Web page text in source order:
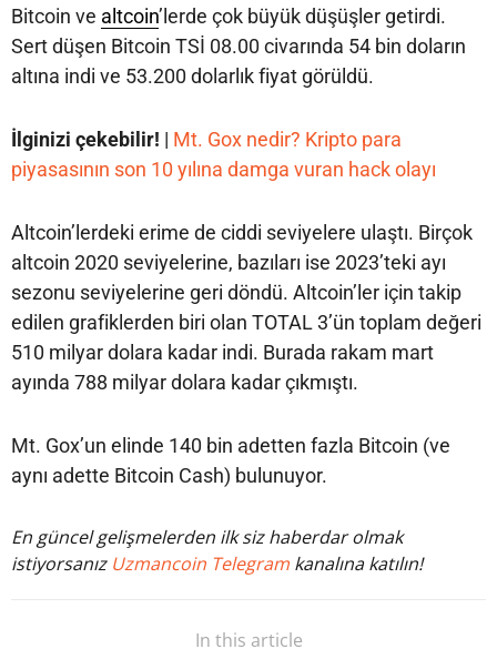
Bitcoin ve altcoin’lerde çok büyük düşüşler getirdi.
Sert düşen Bitcoin TSİ 08.00 civarında 54 bin doların
altına indi ve 53.200 dolarlık fiyat görüldü.
İlginizi çekebilir! | Mt. Gox nedir? Kripto para
piyasasının son 10 yılına damga vuran hack olayı
Altcoin’lerdeki erime de ciddi seviyelere ulaştı. Birçok
altcoin 2020 seviyelerine, bazıları ise 2023’teki ayı
sezonu seviyelerine geri döndü. Altcoin’ler için takip
edilen grafiklerden biri olan TOTAL 3’ün toplam değeri
510 milyar dolara kadar indi. Burada rakam mart
ayında 788 milyar dolara kadar çıkmıştı.
Mt. Gox’un elinde 140 bin adetten fazla Bitcoin (ve
aynı adette Bitcoin Cash) bulunuyor.
En güncel gelişmelerden ilk siz haberdar olmak
istiyorsanız Uzmancoin Telegram kanalına katılın!
In this article